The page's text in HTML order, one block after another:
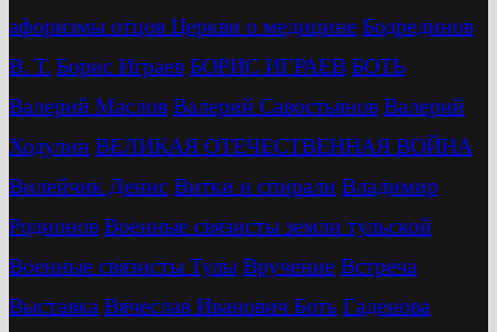
афоризмы отцов Церкви о медицине Бодрединов
В. Т. Бориc Играев БОРИС ИГРАЕВ БОТЬ
Валерий Маслов Валерий Савостьянов Валерий
Ходулин ВЕЛИКАЯ ОТЕЧЕСТВЕННАЯ ВОЙНА
Вилейчик Денис Витки и спирали Владимир
Родионов Военные связисты земли тульской
Военные связисты Тулы Вручение Встреча
Выставка Вячеслав Иванович Боть Гаденова